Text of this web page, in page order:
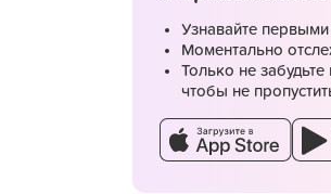
Узнавайте
Моментально
Только не
чтобы не